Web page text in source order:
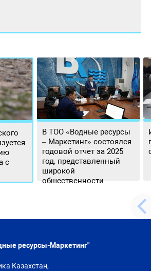
с
В ТОО «Водные ресурсы
– Маркетинг» состоялся
годовой отчет за 2025
год, представленный
широкой
общественности.
ресурсы-Маркетинг"
Казахстан,